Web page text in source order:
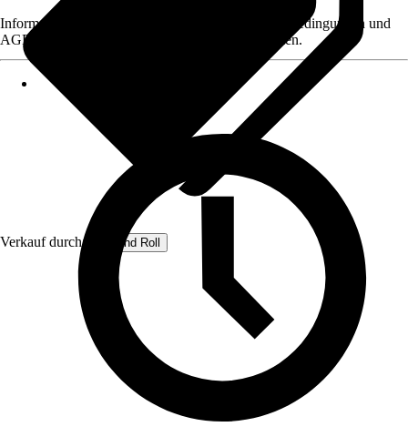
Verkauf durch: Rug and Roll
Informationen des Verkäufers, wie z. B. Rückgabebedingungen und
AGB, finden Sie bei Klick auf den Verkäufernamen.